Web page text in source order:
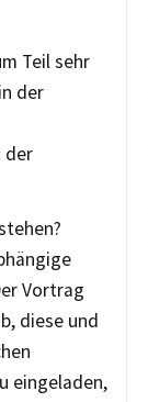
Teil sehr
der
der
Vortrag
diese und
eingeladen,